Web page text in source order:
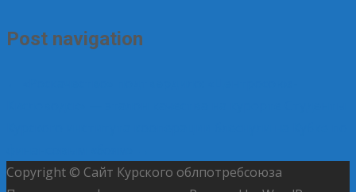
Post navigation
Copyright © Сайт Курского облпотребсоюза